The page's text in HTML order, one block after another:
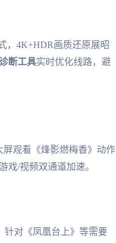
，4K+HDR画质还原展昭
断工具实时优化线路，避
观看《烽影燃梅香》动作
戏/视频双通道加速。
针对《凤凰台上》等需要